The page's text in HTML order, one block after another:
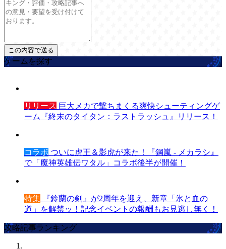
ゲームを探す
リリース 巨大メカで撃ちまくる爽快シューティングゲ
ーム『終末のタイタン：ラストラッシュ』リリース！
コラボ ついに虎王＆影虎が来た！『鋼嵐 - メカラシ』
で「魔神英雄伝ワタル」コラボ後半が開催！
特集 『鈴蘭の剣』が2周年を迎え、新章「氷と血の
道」を解禁ッ！記念イベントの報酬もお見逃し無く！
攻略記事ランキング